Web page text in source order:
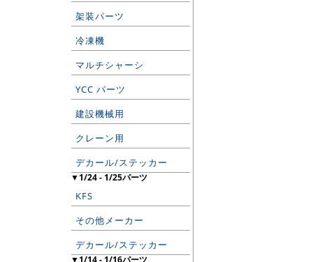
架装パーツ
冷凍機
マルチシャーシ
YCC パーツ
建設機械用
クレーン用
デカール/ステッカー
▼1/24 - 1/25パーツ
KFS
その他メーカー
デカール/ステッカー
▼1/14 - 1/16パーツ